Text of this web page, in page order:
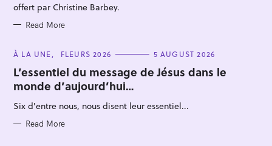
offert par Christine Barbey.
Read More
C
T
E
G
O
R
I
S
À LA UNE FLEURS 2026 5 AUGUST 2026
L’essentiel du message de Jésus dans le
monde d’aujourd’hui…
Six d'entre nous, nous disent leur essentiel...
Read More
e
a
r
h
f